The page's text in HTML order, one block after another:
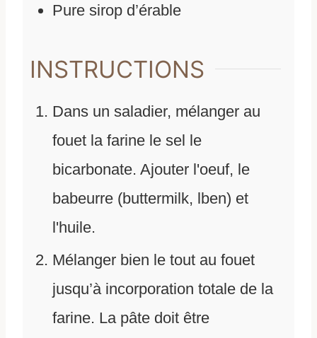
Pure sirop d’érable
INSTRUCTIONS
Dans un saladier, mélanger au
fouet la farine le sel le
bicarbonate. Ajouter l'oeuf, le
babeurre (buttermilk, lben) et
l'huile.
Mélanger bien le tout au fouet
jusqu’à incorporation totale de la
farine. La pâte doit être